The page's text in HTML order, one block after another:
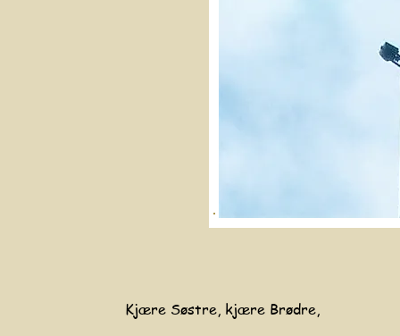
Kjære Søstre, kjære Brødre,